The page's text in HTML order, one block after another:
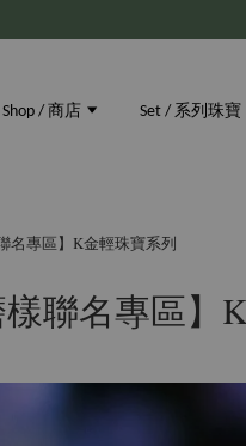
Shop / 商店 Set / 系列珠寶
名專區】K金輕珠寶系列
樣聯名專區】